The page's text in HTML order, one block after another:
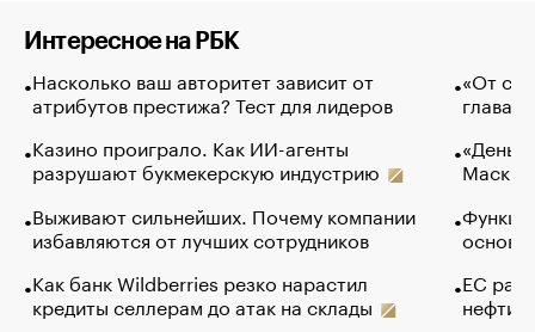
Интересное на РБК
Насколько ваш авторитет зависит от
атрибутов престижа? Тест для лидеров
Казино проиграло. Как ИИ-агенты
разрушают букмекерскую индустрию
Выживают сильнейших. Почему компании
избавляются от лучших сотрудников
Как банк Wildberries резко нарастил
кредиты селлерам до атак на склады
«От
глава
Маск в
основ
ЕС
нефти